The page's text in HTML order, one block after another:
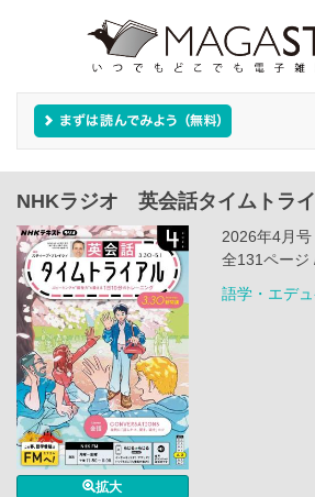
NHKラジオ 英会話タイムトラ
拡大
2026年4月号
全131ページ
語学・エデ